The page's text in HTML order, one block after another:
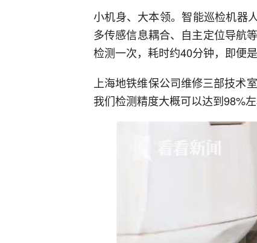
小机身、大本领。智能巡检机器
多传感信息耦合、自主定位导航
检测一次，耗时约40分钟，即便
上海地铁维保公司维修三部技术
我们检测精度大概可以达到98%